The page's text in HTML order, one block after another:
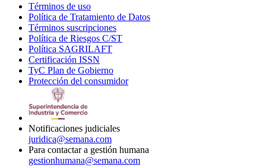
Términos de uso
in
new
window
Política de Tratamiento de Datos
Términos suscripciones
in
Política de Riesgos C/ST
Política SAGRILAFT
new
window
Certificación ISSN
in
new
TyC Plan de Gobierno
in
Protección del consumidorOpens
Notificaciones judiciales
juridica@semana.com
Para contactar a gestión humana
gestionhumana@semana.com